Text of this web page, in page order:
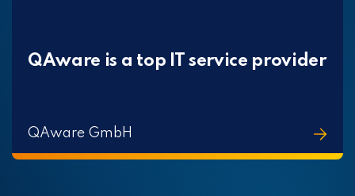
QAware is a top IT service provider
QAware GmbH